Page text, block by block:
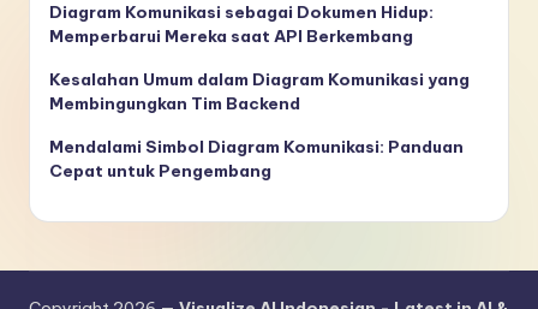
Diagram Komunikasi sebagai Dokumen Hidup:
Memperbarui Mereka saat API Berkembang
Kesalahan Umum dalam Diagram Komunikasi yang
Membingungkan Tim Backend
Mendalami Simbol Diagram Komunikasi: Panduan
Cepat untuk Pengembang